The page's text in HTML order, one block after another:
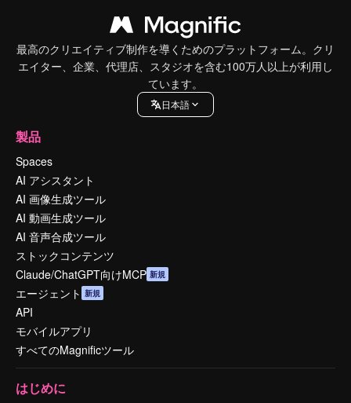
最高のクリエイティブ制作を導くためのプラットフォーム。クリ
エイター、企業、代理店、スタジオを含む100万人以上が利用し
ています。
日本語
製品
Spaces
AI アシスタント
AI 画像生成ツール
AI 動画生成ツール
AI 音声合成ツール
ストックコンテンツ
Claude/ChatGPT向けMCP 新規
エージェント 新規
API
モバイルアプリ
すべてのMagnificツール
はじめに